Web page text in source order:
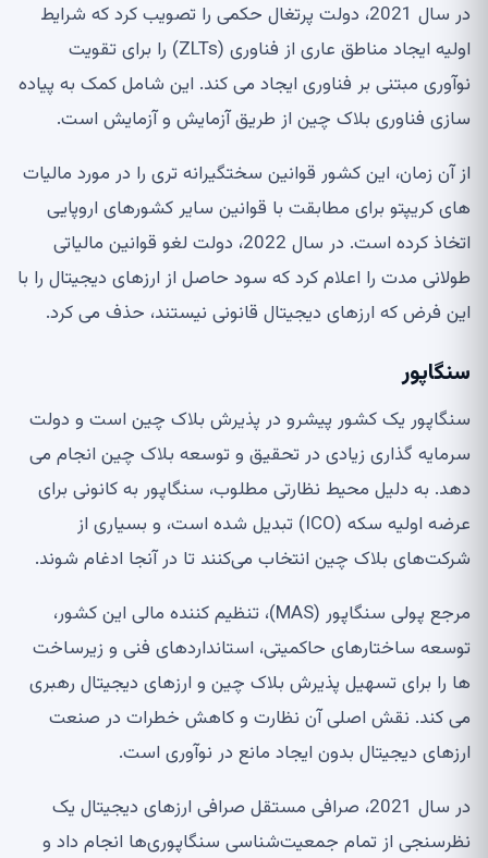
در سال 2021، دولت پرتغال حکمی را تصویب کرد که شرایط
اولیه ایجاد مناطق عاری از فناوری (ZLTs) را برای تقویت
نوآوری مبتنی بر فناوری ایجاد می کند. این شامل کمک به پیاده
سازی فناوری بلاک چین از طریق آزمایش و آزمایش است.
از آن زمان، این کشور قوانین سختگیرانه تری را در مورد مالیات
های کریپتو برای مطابقت با قوانین سایر کشورهای اروپایی
اتخاذ کرده است. در سال 2022، دولت لغو قوانین مالیاتی
طولانی مدت را اعلام کرد که سود حاصل از ارزهای دیجیتال را با
این فرض که ارزهای دیجیتال قانونی نیستند، حذف می کرد.
سنگاپور
سنگاپور یک کشور پیشرو در پذیرش بلاک چین است و دولت
سرمایه گذاری زیادی در تحقیق و توسعه بلاک چین انجام می
دهد. به دلیل محیط نظارتی مطلوب، سنگاپور به کانونی برای
عرضه اولیه سکه (ICO) تبدیل شده است، و بسیاری از
شرکت‌های بلاک چین انتخاب می‌کنند تا در آنجا ادغام شوند.
مرجع پولی سنگاپور (MAS)، تنظیم کننده مالی این کشور،
توسعه ساختارهای حاکمیتی، استانداردهای فنی و زیرساخت
ها را برای تسهیل پذیرش بلاک چین و ارزهای دیجیتال رهبری
می کند. نقش اصلی آن نظارت و کاهش خطرات در صنعت
ارزهای دیجیتال بدون ایجاد مانع در نوآوری است.
در سال 2021، صرافی مستقل صرافی ارزهای دیجیتال یک
نظرسنجی از تمام جمعیت‌شناسی سنگاپوری‌ها انجام داد و